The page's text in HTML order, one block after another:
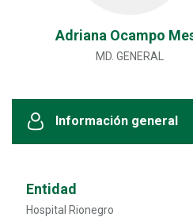
Adriana Ocampo
MD. GENERAL
Información general
Entidad
Hospital Rionegro